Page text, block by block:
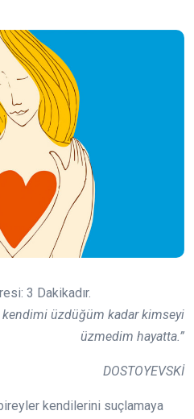
3 Dakikadır.
kendimi üzdüğüm kadar kimseyi
üzmedim hayatta.”
DOSTOYEVSKİ
kendilerini suçlamaya